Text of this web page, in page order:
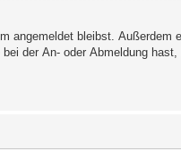
angemeldet bleibst. Außerdem
der An- oder Abmeldung